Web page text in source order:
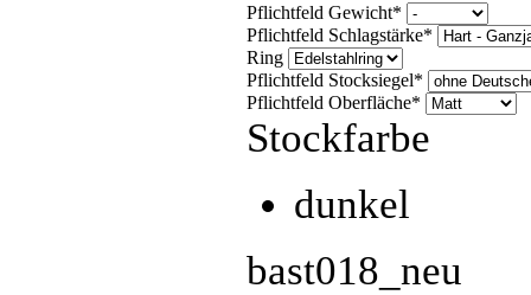
Pflichtfeld Gewicht*
Pflichtfeld Schlagstärke*
Ring
Pflichtfeld Stocksiegel*
Pflichtfeld Oberfläche*
Stockfarbe
dunkel
bast018_neu